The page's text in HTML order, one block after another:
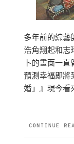
多年前的綜藝
浩角翔起和志
卜的畫面一
預測幸福即將
婚」』現今看
CONTINUE